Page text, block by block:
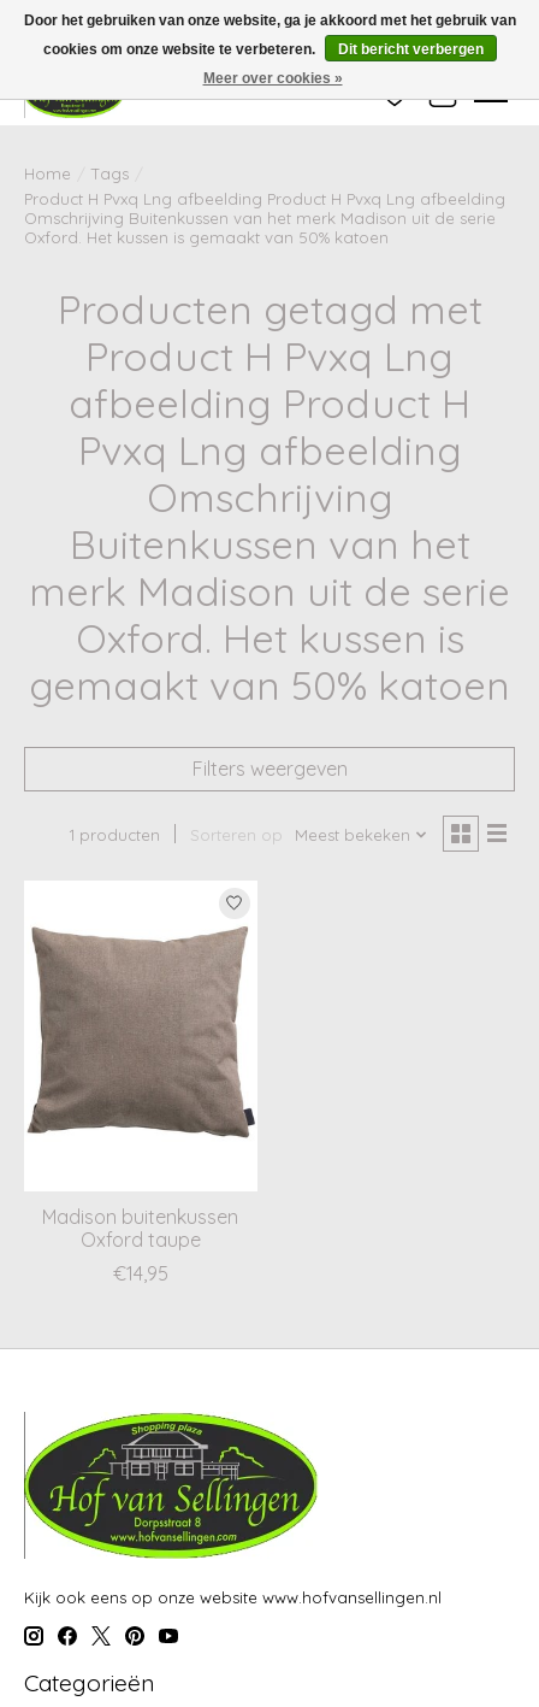
Wij zijn gesloten van 24 december tot en met 25 januari. Houd er rekening mee
dat de levertijd van uw bestelling in deze periode langer kan zijn dan
gebruikelijk.
Verlanglijst
Home Tags
Product H Pvxq Lng afbeelding Product H Pvxq Lng afbeelding
Omschrijving Buitenkussen van het merk Madison uit de serie
Oxford. Het kussen is gemaakt van 50% katoen
Producten getagd met
Product H Pvxq Lng
afbeelding Product H
Pvxq Lng afbeelding
Omschrijving
Buitenkussen van het
merk Madison uit de serie
Oxford. Het kussen is
gemaakt van 50% katoen
Filters weergeven
1 producten Sorteren op Meest bekeken
Madison buitenkussen
Oxford taupe
€14,95
Kijk ook eens op onze website www.hofvansellingen.nl
Categorieën
Door het gebruiken van onze website, ga je akkoord met het gebruik van
cookies om onze website te verbeteren.
Dit bericht verbergen
Meer over cookies »